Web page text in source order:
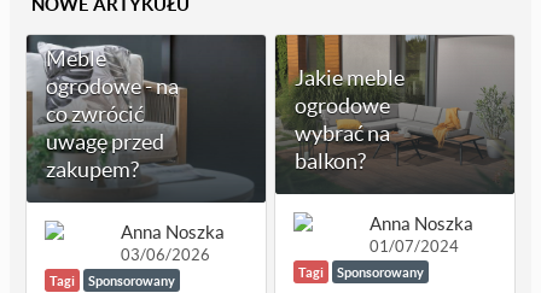
Meble
ogrodowe - na
co zwrócić
uwagę przed
zakupem?
Anna Noszka
03/06/2026
Tagi Sponsorowany
Jakie meble
ogrodowe
wybrać na
balkon?
Anna Noszka
01/07/2024
Tagi Sponsorowany